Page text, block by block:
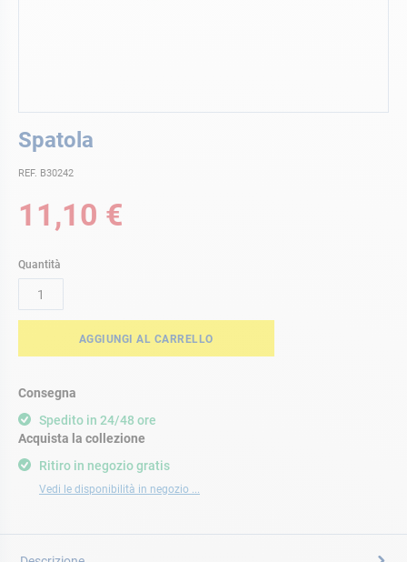
Spatola
REF. B30242
11,10 €
Quantità
AGGIUNGI AL CARRELLO
Consegna
Spedito in 24/48 ore
Ritiro in negozio gratis
Vedi le disponibilità in negozio ...
Acquista la collezione
all'inizio
galleria
immagini